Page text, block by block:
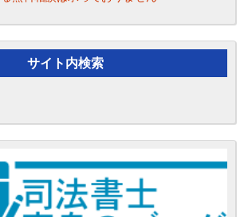
サイト内検索